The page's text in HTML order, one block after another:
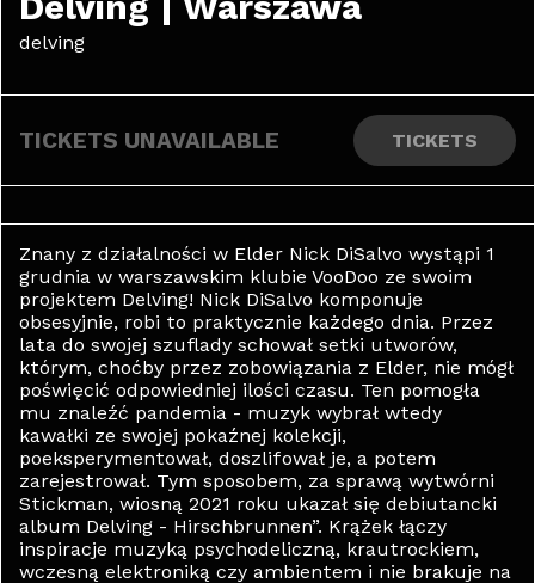
delving
TICKETS UNAVAILABLE TICKETS
Znany z działalności w Elder Nick DiSalvo wystąpi 1
grudnia w warszawskim klubie VooDoo ze swoim
projektem Delving! Nick DiSalvo komponuje
obsesyjnie, robi to praktycznie każdego dnia. Przez
lata do swojej szuflady schował setki utworów,
którym, choćby przez zobowiązania z Elder, nie mógł
poświęcić odpowiedniej ilości czasu. Ten pomogła
mu znaleźć pandemia - muzyk wybrał wtedy
kawałki ze swojej pokaźnej kolekcji,
poeksperymentował, doszlifował je, a potem
zarejestrował. Tym sposobem, za sprawą wytwórni
Stickman, wiosną 2021 roku ukazał się debiutancki
album Delving - Hirschbrunnen”. Krążek łączy
inspiracje muzyką psychodeliczną, krautrockiem,
wczesną elektroniką czy ambientem i nie brakuje na